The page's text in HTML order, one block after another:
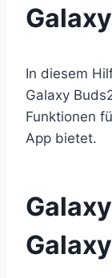
In diesem
Galaxy
Funktionen
App bietet.